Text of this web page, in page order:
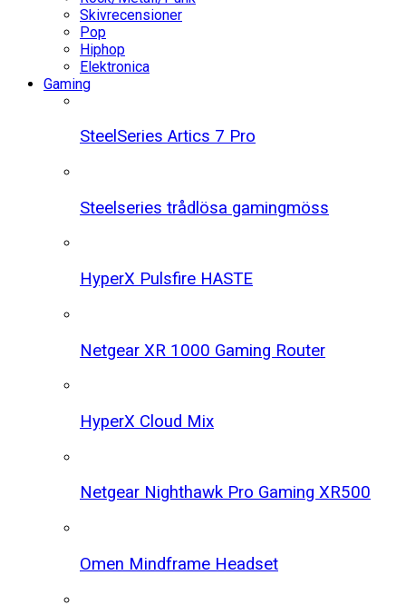
Skivrecensioner
Pop
Hiphop
Elektronica
Gaming
SteelSeries Artics 7 Pro
Steelseries trådlösa gamingmöss
HyperX Pulsfire HASTE
Netgear XR 1000 Gaming Router
HyperX Cloud Mix
Netgear Nighthawk Pro Gaming XR500
Omen Mindframe Headset